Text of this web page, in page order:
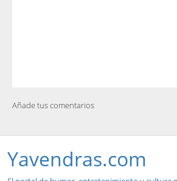
Añade tus comentarios
Yavendras.com